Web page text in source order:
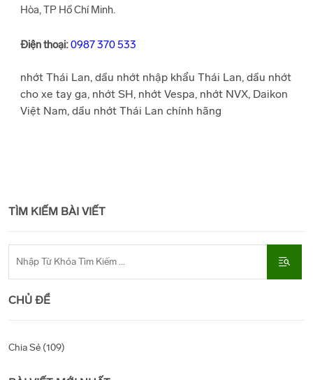
TÌM KIẾM BÀI VIẾT
CHỦ ĐỀ
Chia Sẻ (109)
Hòa, TP Hồ Chí Minh.
Điện thoại:0987 370 533
nhớt Thái Lan, dầu nhớt nhập khẩu Thái Lan, dầu nhớt
cho xe tay ga, nhớt SH, nhớt Vespa, nhớt NVX, Daikon
Việt Nam, dầu nhớt Thái Lan chính hãng